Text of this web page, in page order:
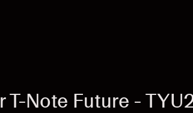
T-Note Future -